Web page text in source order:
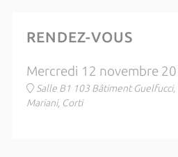
RENDEZ-VOUS
Mercredi 12 novembre
Salle B1 103 Bâtiment Guelfucci,
Mariani, Corti